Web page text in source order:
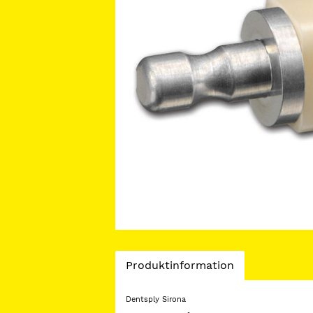
Current
Produktinformation
Dentsply Sirona